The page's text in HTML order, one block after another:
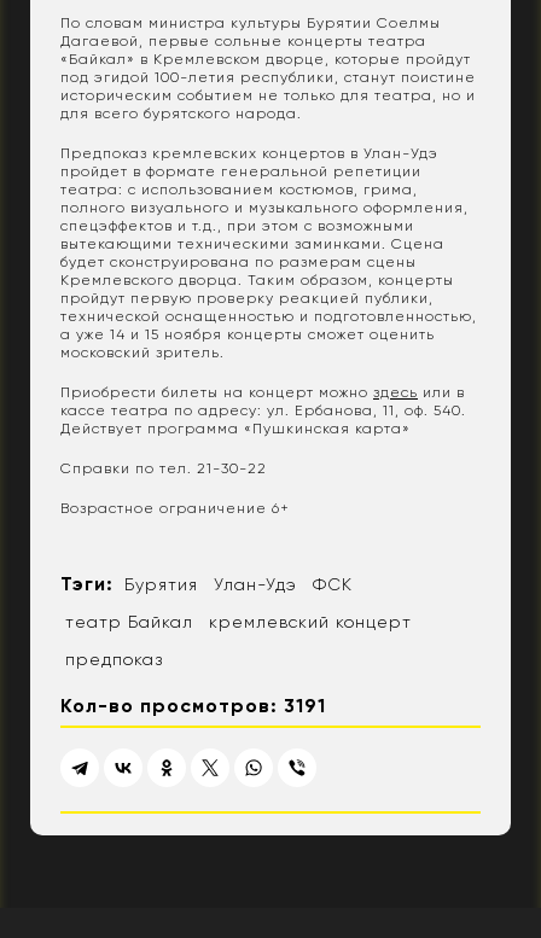
По словам министра культуры Бурятии Соелмы
Дагаевой, первые сольные концерты театра
«Байкал» в Кремлевском дворце, которые пройдут
под эгидой 100-летия республики, станут поистине
историческим событием не только для театра, но и
для всего бурятского народа.
Предпоказ кремлевских концертов в Улан-Удэ
пройдет в формате генеральной репетиции
театра: с использованием костюмов, грима,
полного визуального и музыкального оформления,
спецэффектов и т.д., при этом с возможными
вытекающими техническими заминками. Сцена
будет сконструирована по размерам сцены
Кремлевского дворца. Таким образом, концерты
пройдут первую проверку реакцией публики,
технической оснащенностью и подготовленностью,
а уже 14 и 15 ноября концерты сможет оценить
московский зритель.
Приобрести билеты на концерт можно здесь или в
кассе театра по адресу: ул. Ербанова, 11, оф. 540.
Действует программа «Пушкинская карта»
Справки по тел. 21-30-22
Возрастное ограничение 6+
Тэги: Бурятия Улан-Удэ
ФСК
театр Байкал
кремлевский концерт
предпоказ
Кол-во просмотров: 3191